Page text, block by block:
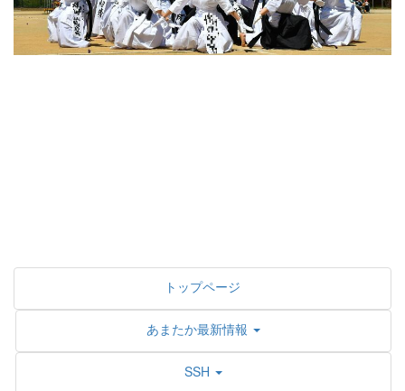
トップページ
あまたか最新情報
SSH